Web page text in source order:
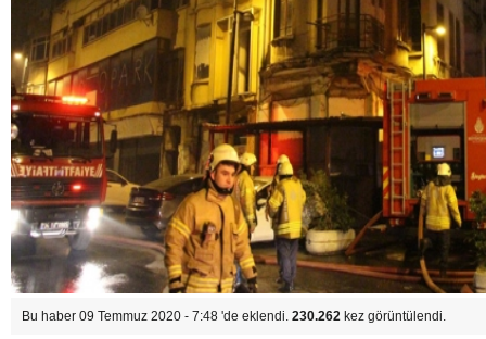
Bu haber 09 Temmuz 2020 - 7:48 'de eklendi. 230.262 kez görüntülendi.